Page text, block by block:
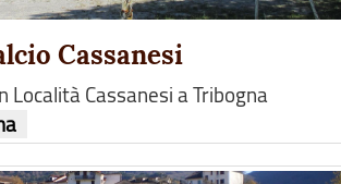
Cassanesi
Località Cassanesi a Tribogna